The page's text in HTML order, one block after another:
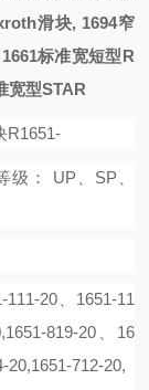
滑块, 1694窄
1661标准宽短型R
宽型STAR
R1651-
级： UP、SP、
111-20、1651-11
819-20、16
20,1651-712-20,